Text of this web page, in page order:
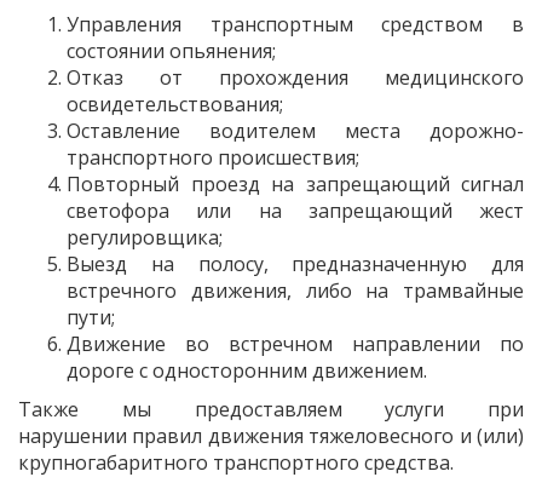
Управления транспортным средством в
состоянии опьянения;
Отказ от прохождения медицинского
освидетельствования;
Оставление водителем места дорожно-
транспортного происшествия;
Повторный проезд на запрещающий сигнал
светофора или на запрещающий жест
регулировщика;
Выезд на полосу, предназначенную для
встречного движения, либо на трамвайные
пути;
Движение во встречном направлении по
дороге с односторонним движением.
Также мы предоставляем услуги при
нарушении правил движения тяжеловесного и (или)
крупногабаритного транспортного средства.